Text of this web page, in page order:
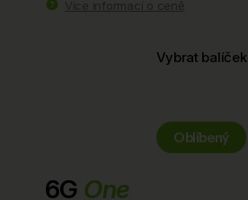
Vybrat balíček
Oblíbený
6G One